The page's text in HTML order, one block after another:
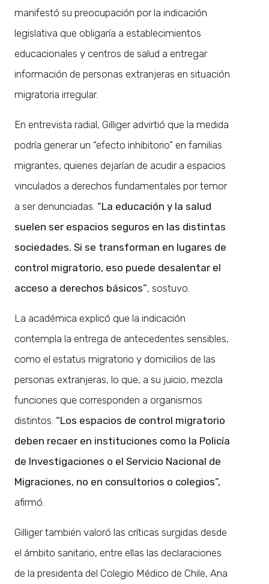
manifestó su preocupación por la indicación
legislativa que obligaría a establecimientos
educacionales y centros de salud a entregar
información de personas extranjeras en situación
migratoria irregular.
En entrevista radial, Gilliger advirtió que la medida
podría generar un “efecto inhibitorio” en familias
migrantes, quienes dejarían de acudir a espacios
vinculados a derechos fundamentales por temor
a ser denunciadas. “La educación y la salud
suelen ser espacios seguros en las distintas
sociedades. Si se transforman en lugares de
control migratorio, eso puede desalentar el
acceso a derechos básicos”, sostuvo.
La académica explicó que la indicación
contempla la entrega de antecedentes sensibles,
como el estatus migratorio y domicilios de las
personas extranjeras, lo que, a su juicio, mezcla
funciones que corresponden a organismos
distintos. “Los espacios de control migratorio
deben recaer en instituciones como la Policía
de Investigaciones o el Servicio Nacional de
Migraciones, no en consultorios o colegios”,
afirmó.
Gilliger también valoró las críticas surgidas desde
el ámbito sanitario, entre ellas las declaraciones
de la presidenta del Colegio Médico de Chile, Ana